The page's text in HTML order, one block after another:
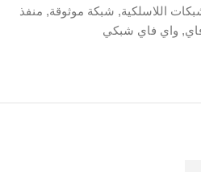
اللاسلكية, شبكة موثوقة, منفذ
, واي فاي شبكي